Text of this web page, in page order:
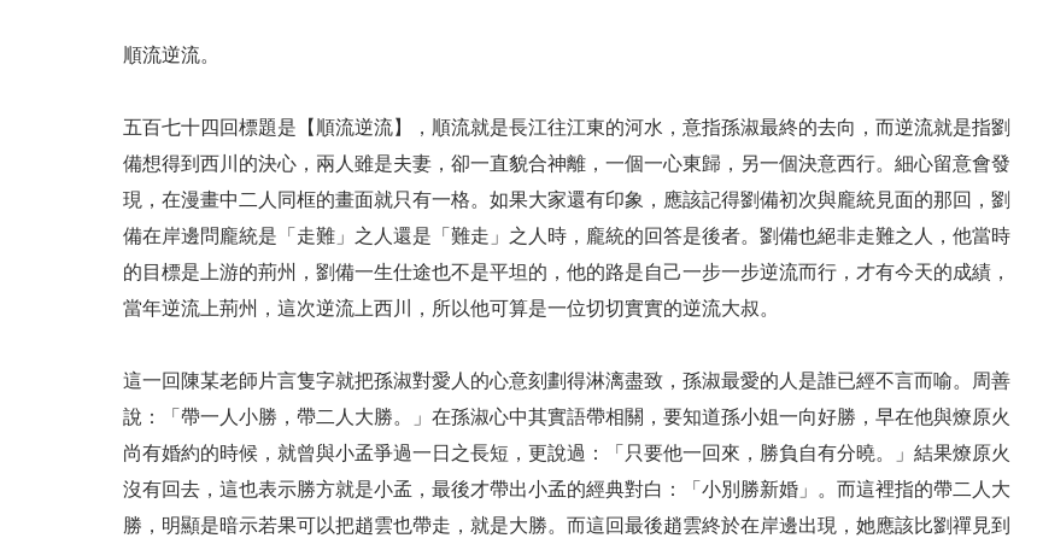
順流逆流。
五百七十四回標題是【順流逆流】，順流就是長江往江東的河水，意指孫淑最終的去向，而逆流就是指劉
備想得到西川的決心，兩人雖是夫妻，卻一直貌合神離，一個一心東歸，另一個決意西行。細心留意會發
現，在漫畫中二人同框的畫面就只有一格。如果大家還有印象，應該記得劉備初次與龐統見面的那回，劉
備在岸邊問龐統是「走難」之人還是「難走」之人時，龐統的回答是後者。劉備也絕非走難之人，他當時
的目標是上游的荊州，劉備一生仕途也不是平坦的，他的路是自己一步一步逆流而行，才有今天的成績，
當年逆流上荊州，這次逆流上西川，所以他可算是一位切切實實的逆流大叔。
這一回陳某老師片言隻字就把孫淑對愛人的心意刻劃得淋漓盡致，孫淑最愛的人是誰已經不言而喻。周善
說：「帶一人小勝，帶二人大勝。」在孫淑心中其實語帶相關，要知道孫小姐一向好勝，早在他與燎原火
尚有婚約的時候，就曾與小孟爭過一日之長短，更說過：「只要他一回來，勝負自有分曉。」結果燎原火
沒有回去，這也表示勝方就是小孟，最後才帶出小孟的經典對白：「小別勝新婚」。而這裡指的帶二人大
勝，明顯是暗示若果可以把趙雲也帶走，就是大勝。而這回最後趙雲終於在岸邊出現，她應該比劉禪見到